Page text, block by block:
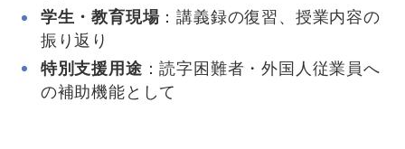
学生・教育現場：講義録の復習、授業内容の
振り返り
特別支援用途 ：読字困難者・外国人従業員へ
の補助機能として